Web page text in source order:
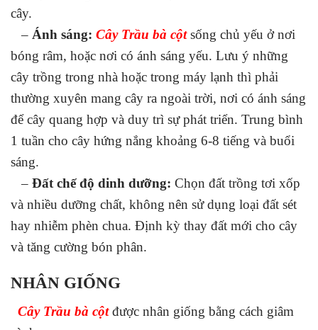
cây.
– Ánh sáng: Cây Trầu bà cột sống chủ yếu ở nơi
bóng râm, hoặc nơi có ánh sáng yếu. Lưu ý những
cây trồng trong nhà hoặc trong máy lạnh thì phải
thường xuyên mang cây ra ngoài trời, nơi có ánh sáng
để cây quang hợp và duy trì sự phát triển. Trung bình
1 tuần cho cây hứng nắng khoảng 6-8 tiếng và buổi
sáng.
– Đất chế độ dinh dưỡng: Chọn đất trồng tơi xốp
và nhiều dưỡng chất, không nên sử dụng loại đất sét
hay nhiễm phèn chua. Định kỳ thay đất mới cho cây
và tăng cường bón phân.
NHÂN GIỐNG
Cây Trầu bà cột được nhân giống bằng cách giâm